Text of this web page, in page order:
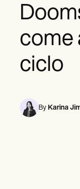
Moduli online
Moduli online
Telemedicina
Note cliniche
Gestione delle pratiche
Community
Consiglieri
Allenatori
come
ciclo
By Karina